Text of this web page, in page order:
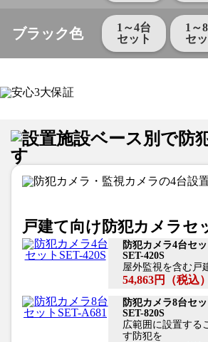
ブラック色
1～4台
セット
1～
セ
戸建て向け防犯カメラセ
防犯カメラ4台セッ
SET-420S
屋外監視を含む戸
54,863円 （税込）
防犯カメラ8台セッ
SET-820S
広範囲に設置する
す防犯を